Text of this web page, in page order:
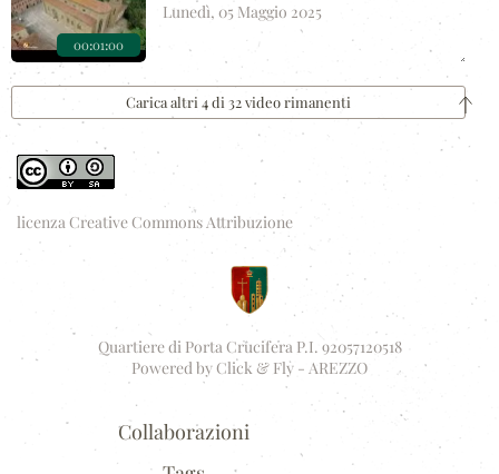
00:01:00
Lunedì, 05 Maggio 2025
Carica altri 4 di 32 video rimanenti
licenza Creative Commons Attribuzione
Quartiere di Porta Crucifera P.I. 92057120518
Powered byClick & Fly - AREZZO
Collaborazioni